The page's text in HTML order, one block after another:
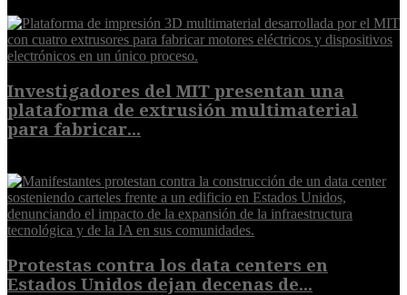
Investigadores del MIT presentan una
plataforma de extrusión multimaterial
para fabricar...
Protestas contra los data centers en
Estados Unidos dejan decenas de...